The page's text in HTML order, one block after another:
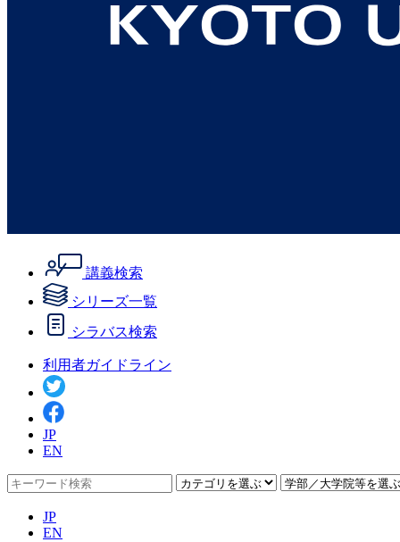
講義検索
シリーズ一覧
シラバス検索
利用者ガイドライン
JP
EN
JP
EN